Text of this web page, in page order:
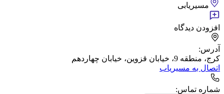
مسیریابی
افزودن دیدگاه
آدرس:
کرج، منطقه 9، خیابان قزوین، خیابان چهاردهم
اتصال به مسیریاب
شماره تماس: